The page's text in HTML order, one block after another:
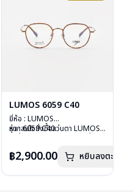
LUMOS 6059 C40
ยี่ห้อ : LUMOS
รุ่น : 6059 C40
บานพับ : ไม่มีสปริง
อุปกรณ์ : กล่องแว่น , ผ้าเช็ดแว่น
หากสนใจสั่งชื้อแว่นตา LUMOS
฿2,900.00 หยิบลงตะกร้า